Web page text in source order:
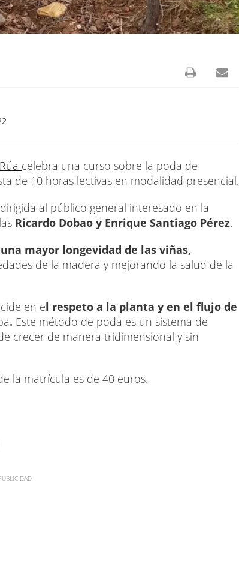
celebra una curso sobre la poda de
de 10 horas lectivas en modalidad presencial.
al público general interesado en la
Ricardo Dobao y Enrique Santiago Pérez.
mayor longevidad de las viñas,
de la madera y mejorando la salud de la
en el respeto a la planta y en el flujo de
. Este método de poda es un sistema de
crecer de manera tridimensional y sin
la matrícula es de 40 euros.